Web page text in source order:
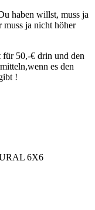
haben willst, muss ja
ja nicht höher
50,-€ drin und den
es den
!
6X6